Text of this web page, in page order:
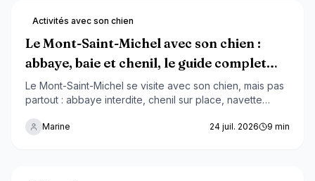
Activités avec son chien
Le Mont-Saint-Michel avec son chien :
abbaye, baie et chenil, le guide complet
2026
Le Mont-Saint-Michel se visite avec son chien, mais pas
partout : abbaye interdite, chenil sur place, navette
guide. Le guide complet pour organiser votre visite sans
Marine 24 juil. 2026 9 min